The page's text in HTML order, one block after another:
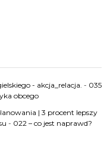
- akcja_relacja. - 035
obcego
| 3 procent lepszy
- 022 – co jest naprawd?